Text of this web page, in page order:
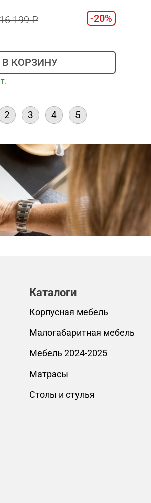
199 -20%
В КОРЗИНУ
2 3 4 5
Каталоги
Корпусная мебель
Малогабаритная мебель
Мебель 2024-2025
Матрасы
Столы и стулья